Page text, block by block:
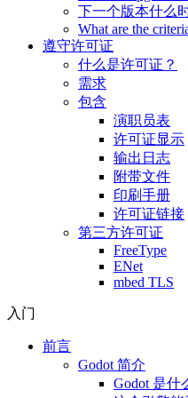
下一个版本什么
What are the
遵守许可证
什么是许可证？
需求
包含
演职员表
许可证显示
输出日志
附带文件
印刷手册
许可证链接
第三方许可证
FreeType
ENet
mbed TLS
入门
前言
Godot 简介
Godot 是什